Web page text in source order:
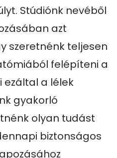
Stúdiónk nevéből
azt
szeretnénk teljesen
felépíteni a
ezáltal a lélek
gyakorló
olyan tudást
biztonságos